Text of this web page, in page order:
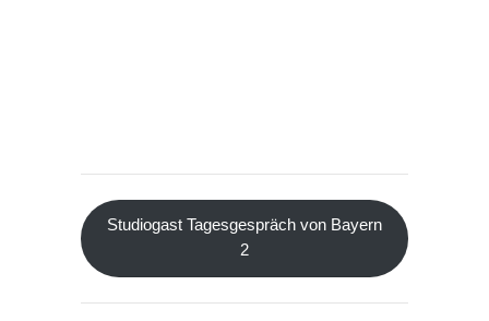
Studiogast Tagesgespräch von Bayern
2